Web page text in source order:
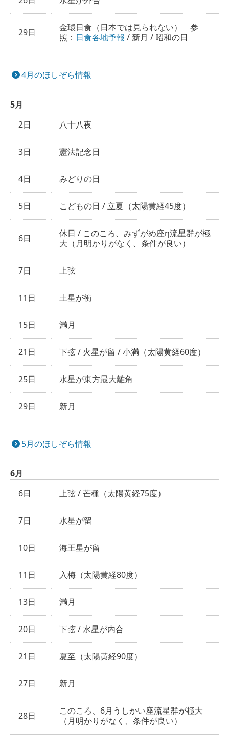
29日
金環日食（日本では見られない） 参
照： 日食各地予報 / 新月 / 昭和の日
4月のほしぞら情報
5月
2日
八十八夜
3日 憲法記念日
4日 みどりの日
5日 こどもの日 / 立夏（太陽黄経45度）
6日
休日 / このころ、みずがめ座η流星群が極
大（月明かりがなく、条件が良い）
7日 上弦
11日 土星が衝
15日 満月
21日 下弦 / 火星が留 / 小満（太陽黄経60度）
25日 水星が東方最大離角
29日 新月
5月のほしぞら情報
6月
6日
上弦 / 芒種（太陽黄経75度）
7日 水星が留
10日 海王星が留
11日 入梅（太陽黄経80度）
13日 満月
20日 下弦 / 水星が内合
21日 夏至（太陽黄経90度）
27日 新月
28日
このころ、6月うしかい座流星群が極大
（月明かりがなく、条件が良い）